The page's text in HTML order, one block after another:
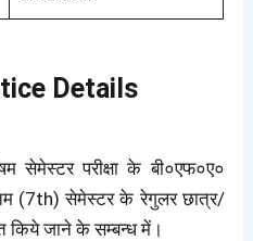
Details
परीक्षा के बी०एफ०ए०
(7th) सेमेस्टर के रेगुलर छात्र/
किये जाने के सम्बन्ध में।